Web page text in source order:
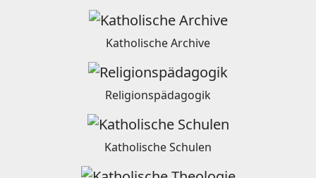
Katholische Archive
Religionspädagogik
Katholische Schulen